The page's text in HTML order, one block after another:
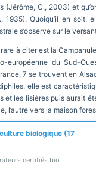
(Jérôme, C., 2003) et
1935). Quoiqu’il en
s’observe sur le
à citer est la
européenne du Sud-
7 se trouvent en
elle est
et les lisières puis aurait
l’autre vers la maison
biologique (17
certifiés bio